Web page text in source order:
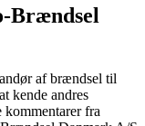
Brændsel
af brændsel til
kende andres
fra